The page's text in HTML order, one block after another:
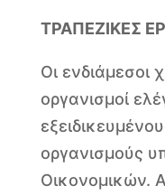
ΤΡΑΠΕΖΙΚΕΣ
Οι ενδιάμεσοι
οργανισμοί
οργανισμούς
Οικονομικών.